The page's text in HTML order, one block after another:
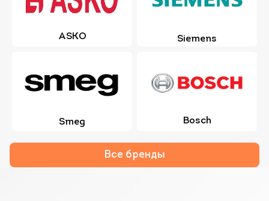
ASKO Siemens
Smeg Bosch
Все бренды